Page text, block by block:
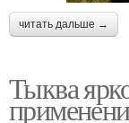
читать дальше →
Тыква